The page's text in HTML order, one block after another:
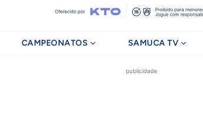
CAMPEONATOS SAMUCA TV
publicidade